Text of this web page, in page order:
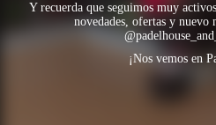
Y recuerda que seguimos muy
novedades, ofertas y nuevo
¡Nos vemos en